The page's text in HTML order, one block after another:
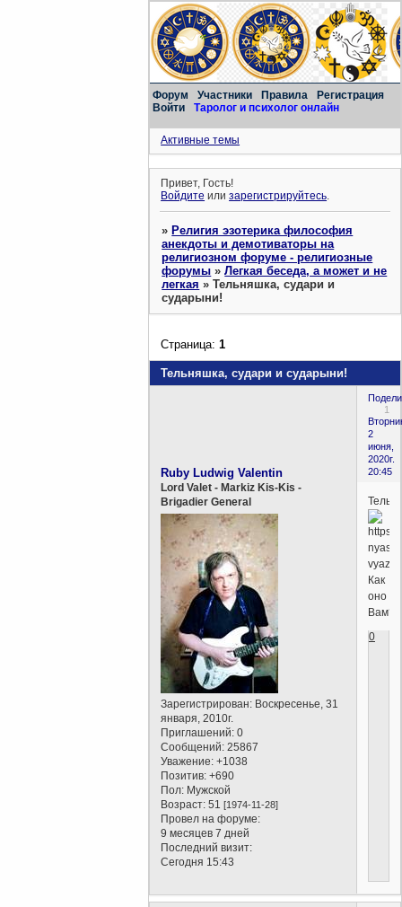
Форум Участники Правила
Регистрация
Войти
Таролог и психолог онлайн
Активные темы
Привет, Гость!
Войдите илизарегистрируйтесь.
»Религия эзотерика философия
анекдоты и демотиваторы на
религиозном форуме - религиозные
форумы »Легкая беседа, а может и не
легкая »Тельняшка, судари и
сударыни!
Тельняшка, судари и сударыни!
Страница:1
1
2
июня,
2020г.
20:45
Ruby Ludwig Valentin
Lord Valet - Markiz Kis-Kis -
Brigadier General
Зарегистрирован: Воскресенье, 31
января, 2010г.
Приглашений: 0
Сообщений: 25867
Уважение: +1038
Позитив: +690
Пол: Мужской
Возраст: 51[1974-11-28]
Провел на форуме:
9 месяцев 7 дней
Последний визит:
Сегодня 15:43
Как
оно
Вам?
0